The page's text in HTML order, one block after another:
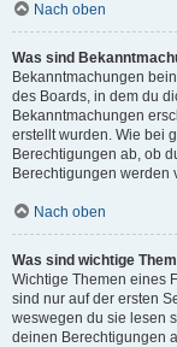
Nach oben
Was sind
Bekanntmachungen
des Boards, in dem du
Bekanntmachungen
erstellt wurden. Wie bei
Berechtigungen ab, ob
Berechtigungen werden
Nach oben
Was sind wichtige
Wichtige Themen eines
sind nur auf der ersten
weswegen du sie lesen
deinen Berechtigungen